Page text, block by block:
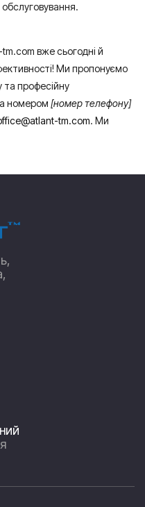
вже сьогодні й
Ми пропонуємо
та професійну
номером [номер телефону]
tm.com. Ми